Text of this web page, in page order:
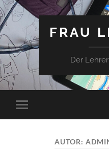
FRAU
Der
Mobile-
Menü
AUTOR: